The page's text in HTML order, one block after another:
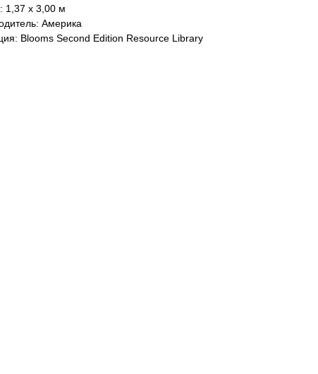
1,37 х 3,00 м
Америка
Blooms Second Edition Resource Library